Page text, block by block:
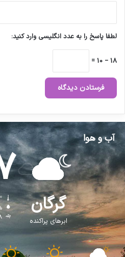
لطفا پاسخ را به عدد انگلیسی وارد کنید:
18 − 10 =
آب و هوا
گرگان
ابرهای پراکنده
36º - 27º